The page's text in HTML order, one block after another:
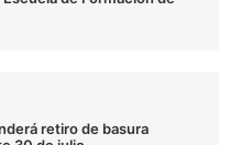
retiro de basura